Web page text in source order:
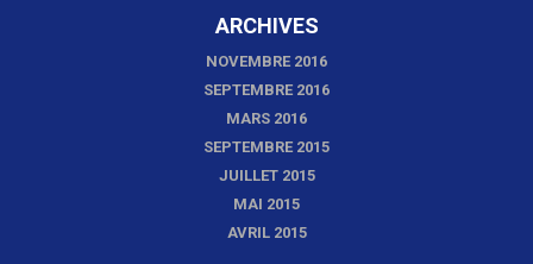
ARCHIVES
NOVEMBRE 2016
SEPTEMBRE 2016
MARS 2016
SEPTEMBRE 2015
JUILLET 2015
MAI 2015
AVRIL 2015